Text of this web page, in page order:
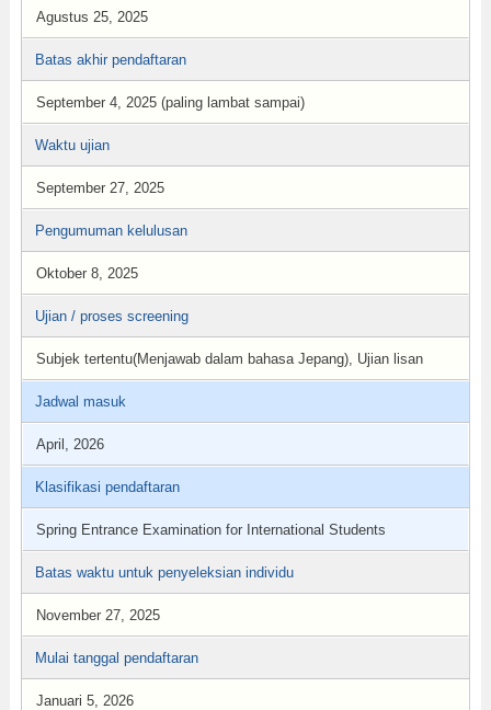
Agustus 25, 2025
Batas akhir pendaftaran
September 4, 2025 (paling lambat sampai)
Waktu ujian
September 27, 2025
Pengumuman kelulusan
Oktober 8, 2025
Ujian / proses screening
Subjek tertentu(Menjawab dalam bahasa Jepang), Ujian lisan
Jadwal masuk
April, 2026
Klasifikasi pendaftaran
Spring Entrance Examination for International Students
Batas waktu untuk penyeleksian individu
November 27, 2025
Mulai tanggal pendaftaran
Januari 5, 2026